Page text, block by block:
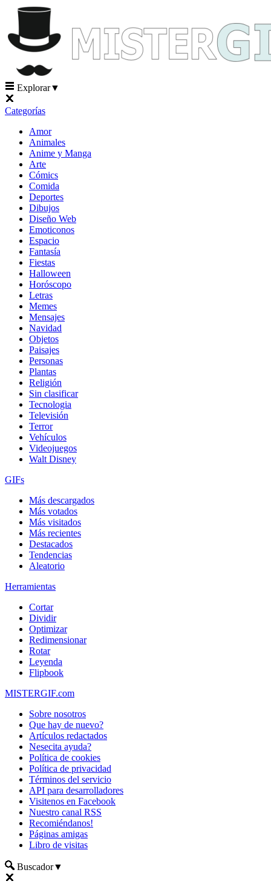
Explorar▼
Categorías
Amor
Animales
Anime y Manga
Arte
Cómics
Comida
Deportes
Dibujos
Diseño Web
Emoticonos
Espacio
Fantasía
Fiestas
Halloween
Horóscopo
Letras
Memes
Mensajes
Navidad
Objetos
Paisajes
Personas
Plantas
Religión
Sin clasificar
Tecnologia
Televisión
Terror
Vehículos
Videojuegos
Walt Disney
GIFs
Más descargados
Más votados
Más visitados
Más recientes
Destacados
Tendencias
Aleatorio
Herramientas
Cortar
Dividir
Optimizar
Redimensionar
Rotar
Leyenda
Flipbook
MISTERGIF.com
Sobre nosotros
Que hay de nuevo?
Artículos redactados
Nesecita ayuda?
Política de cookies
Política de privacidad
Términos del servicio
API para desarrolladores
Visitenos en Facebook
Nuestro canal RSS
Recomiéndanos!
Páginas amigas
Libro de visitas
Buscador▼